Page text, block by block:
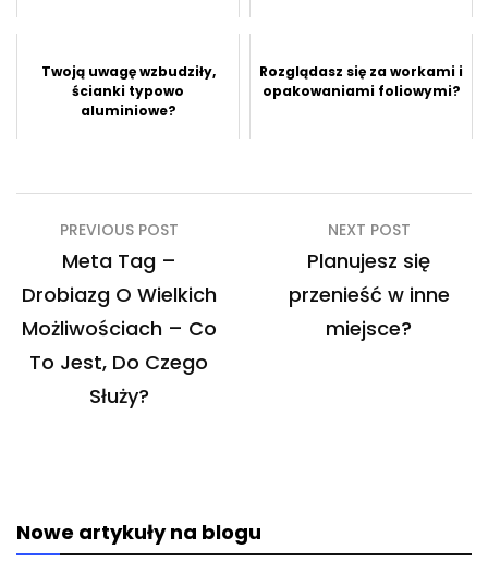
Twoją uwagę wzbudziły,
ścianki typowo
aluminiowe?
Rozglądasz się za workami i
opakowaniami foliowymi?
Nawigacja
wpisu
PREVIOUS POST
Meta Tag –
Drobiazg O Wielkich
Możliwościach – Co
To Jest, Do Czego
Służy?
NEXT POST
Planujesz się
przenieść w inne
miejsce?
Nowe artykuły na blogu